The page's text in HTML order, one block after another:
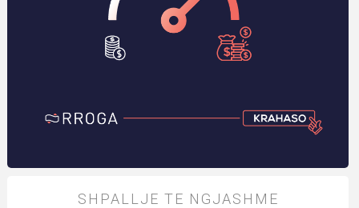
SHPALLJE TE NGJASHME